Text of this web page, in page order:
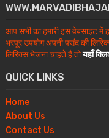
आप सभी का हमारी इस वेबसाइट में
भरपूर उपयोग अपनी पसंद की
लिरिक्स भेजना चाहते है तोयहाँ
QUICK LINKS
Home
About Us
Contact Us